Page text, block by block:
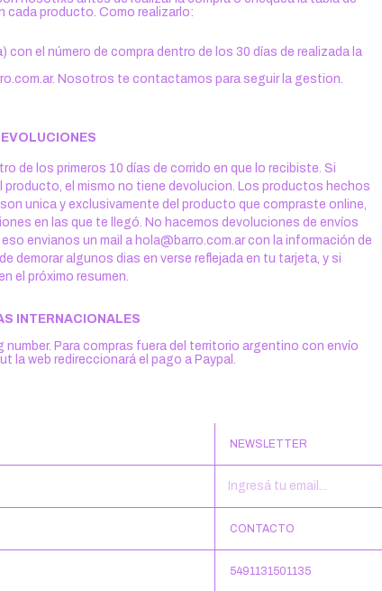
cada producto. Como realizarlo:
con el número de compra dentro de los 30 días de realizada la
. Nosotros te contactamos para seguir la gestion.
de los primeros 10 días de corrido en que lo recibiste. Si
producto, el mismo no tiene devolucion. Los productos hechos
unica y exclusivamente del producto que compraste online,
en las que te llegó. No hacemos devoluciones de envíos
envianos un mail a hola@barro.com.arcon la información de
demorar algunos dias en verse reflejada en tu tarjeta, y si
el próximo resumen.
INTERNACIONALES
Para compras fuera del territorio argentino con envío
la web redireccionará el pago a Paypal.
NEWSLETTER
CONTACTO
5491131501135